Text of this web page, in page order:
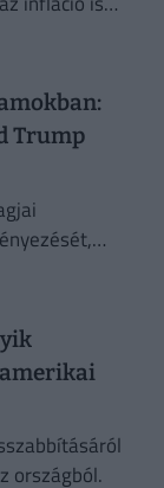
Trump
országból.